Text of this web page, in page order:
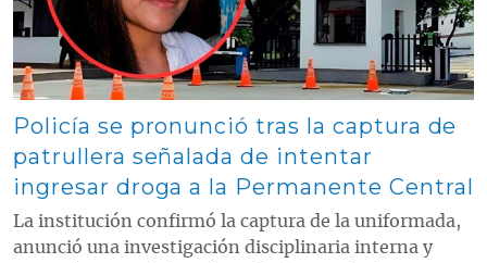
Policía se pronunció tras la captura de
patrullera señalada de intentar
ingresar droga a la Permanente Central
La institución confirmó la captura de la uniformada,
anunció una investigación disciplinaria interna y